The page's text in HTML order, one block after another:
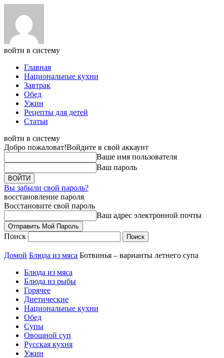
войти в систему
Главная
Национальные кухни
Завтрак
Обед
Ужин
Рецепты для детей
Статьи
войти в систему
Добро пожаловат!Войдите в свой аккаунт
Ваше имя пользователя
Ваш пароль
Вы забыли свой пароль?
восстановление пароля
Восстановите свой пароль
Ваш адрес электронной почты
Поиск
Домой Блюда из мяса Ботвинья – варианты летнего супа
Блюда из мяса
Блюда из рыбы
Горячее
Диетические
Национальные кухни
Обед
Супы
Овощной суп
Русская кухня
Ужин